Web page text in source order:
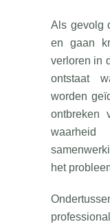
Als gevolg
en gaan
verloren in
ontstaat
worden
ontbreken
waarheid
het